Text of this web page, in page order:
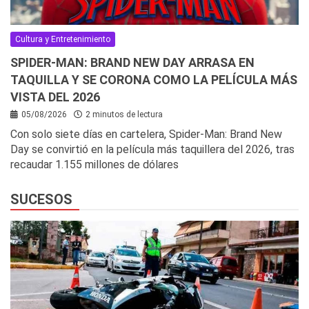
Cultura y Entretenimiento
SPIDER-MAN: BRAND NEW DAY ARRASA EN
TAQUILLA Y SE CORONA COMO LA PELÍCULA MÁS
VISTA DEL 2026
05/08/2026 2 minutos de lectura
Con solo siete días en cartelera, Spider-Man: Brand New
Day se convirtió en la película más taquillera del 2026, tras
recaudar 1.155 millones de dólares
SUCESOS